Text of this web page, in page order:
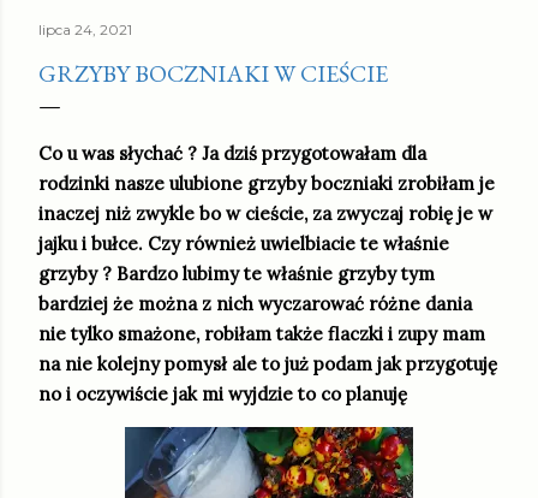
lipca 24, 2021
GRZYBY BOCZNIAKI W CIEŚCIE
Co u was słychać ? Ja dziś przygotowałam dla
rodzinki nasze ulubione grzyby boczniaki zrobiłam je
inaczej niż zwykle bo w cieście, za zwyczaj robię je w
jajku i bułce. Czy również uwielbiacie te właśnie
grzyby ? Bardzo lubimy te właśnie grzyby tym
bardziej że można z nich wyczarować różne dania
nie tylko smażone, robiłam także flaczki i zupy mam
na nie kolejny pomysł ale to już podam jak przygotuję
no i oczywiście jak mi wyjdzie to co planuję